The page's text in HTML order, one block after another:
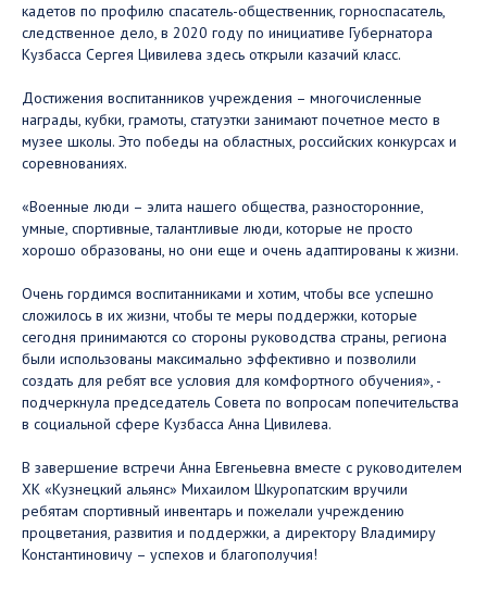
кадетов по профилю спасатель-общественник, горноспасатель,
следственное дело, в 2020 году по инициативе Губернатора
Кузбасса Сергея Цивилева здесь открыли казачий класс.
Достижения воспитанников учреждения – многочисленные
награды, кубки, грамоты, статуэтки занимают почетное место в
музее школы. Это победы на областных, российских конкурсах и
соревнованиях.
«Военные люди – элита нашего общества, разносторонние,
умные, спортивные, талантливые люди, которые не просто
хорошо образованы, но они еще и очень адаптированы к жизни.
Очень гордимся воспитанниками и хотим, чтобы все успешно
сложилось в их жизни, чтобы те меры поддержки, которые
сегодня принимаются со стороны руководства страны, региона
были использованы максимально эффективно и позволили
создать для ребят все условия для комфортного обучения», -
подчеркнула председатель Совета по вопросам попечительства
в социальной сфере Кузбасса Анна Цивилева.
В завершение встречи Анна Евгеньевна вместе с руководителем
ХК «Кузнецкий альянс» Михаилом Шкуропатским вручили
ребятам спортивный инвентарь и пожелали учреждению
процветания, развития и поддержки, а директору Владимиру
Константиновичу – успехов и благополучия!